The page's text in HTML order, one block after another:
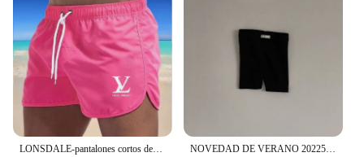
NOVEDAD DE VERANO 20225, pantalones cortos a rayas para bebé, pantalones cortos acanalados de algodón para niño, mallas simples para niño niña, pantalones de seguridad, ropa para niños